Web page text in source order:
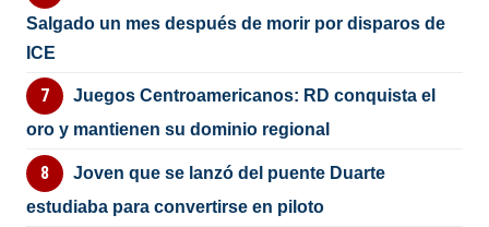
Salgado un mes después de morir por disparos de
ICE
Juegos Centroamericanos: RD conquista el
oro y mantienen su dominio regional
Joven que se lanzó del puente Duarte
estudiaba para convertirse en piloto